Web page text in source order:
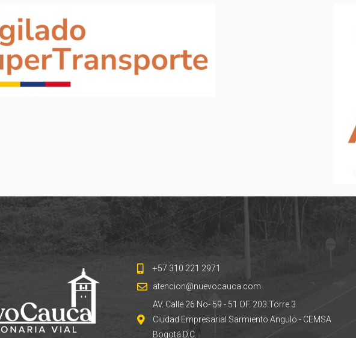
+57 310 221 2971
atencion@nuevocauca.com
AV. Calle 26 No- 59 - 51 OF. 203 Torre 3
Ciudad Empresarial Sarmiento Angulo - CEMSA
Bogotá D.C.